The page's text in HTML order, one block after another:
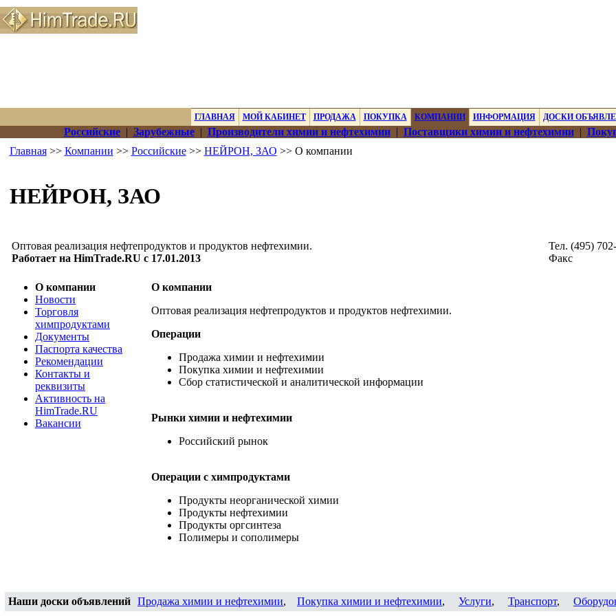
ГЛАВНАЯ МОЙ КАБИНЕТ ПРОДАЖА ПОКУПКА КОМПАНИИ ИНФОРМАЦИЯ ДОСКИ
Российские| Зарубежные| Производители химии и нефтехимии| Поставщики химии и нефтехимии|
Главная>> Компании >> Российские>> НЕЙРОН, ЗАО >> О компании
НЕЙРОН, ЗАО
Оптовая реализация нефтепродуктов и продуктов нефтехимии.
Работает на HimTrade.RU с 17.01.2013
Тел. (495)
Факс
О компании
Новости
Торговля
химпродуктами
Документы
Паспорта качества
Рекомендации
Контакты и
реквизиты
Активность на
HimTrade.RU
Вакансии
О компании
Оптовая реализация нефтепродуктов и продуктов нефтехимии.
Операции
Продажа химии и нефтехимии
Покупка химии и нефтехимии
Сбор статистической и аналитической информации
Рынки химии и нефтехимии
Российский рынок
Операции c химпродуктами
Продукты неорганической химии
Продукты нефтехимии
Продукты оргсинтеза
Полимеры и сополимеры
Наши доски объявлений Продажа химии и нефтехимии, Покупка химии и нефтехимии, Услуги, Транспорт,